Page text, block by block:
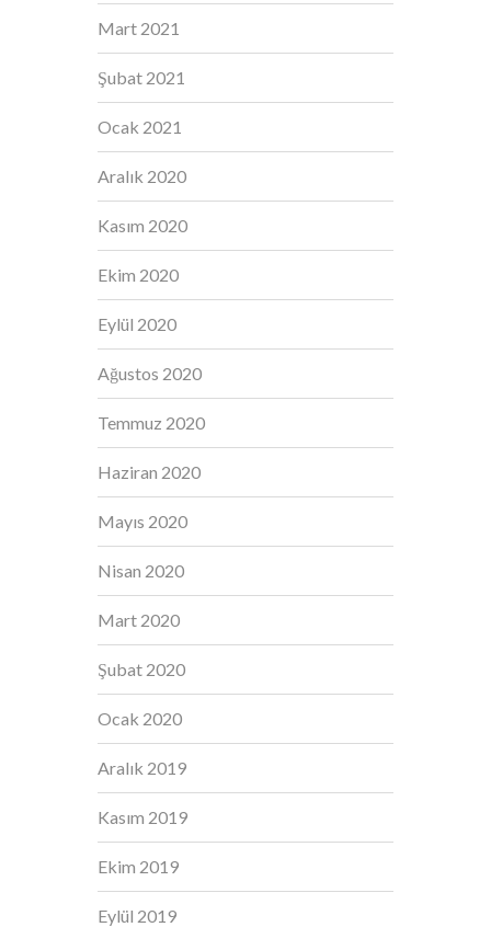
Mart 2021
Şubat 2021
Ocak 2021
Aralık 2020
Kasım 2020
Ekim 2020
Eylül 2020
Ağustos 2020
Temmuz 2020
Haziran 2020
Mayıs 2020
Nisan 2020
Mart 2020
Şubat 2020
Ocak 2020
Aralık 2019
Kasım 2019
Ekim 2019
Eylül 2019